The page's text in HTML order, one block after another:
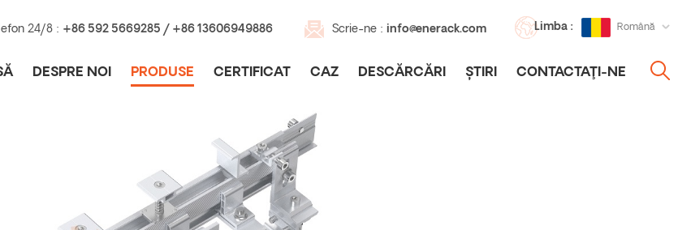
24/8 : +86 592 5669285 / +86 13606949886 Scrie-ne : info@enerack.com Limba : Română
DESPRE NOI PRODUSE CERTIFICAT CAZ DESCĂRCĂRI ȘTIRI CONTACTAŢI-NE